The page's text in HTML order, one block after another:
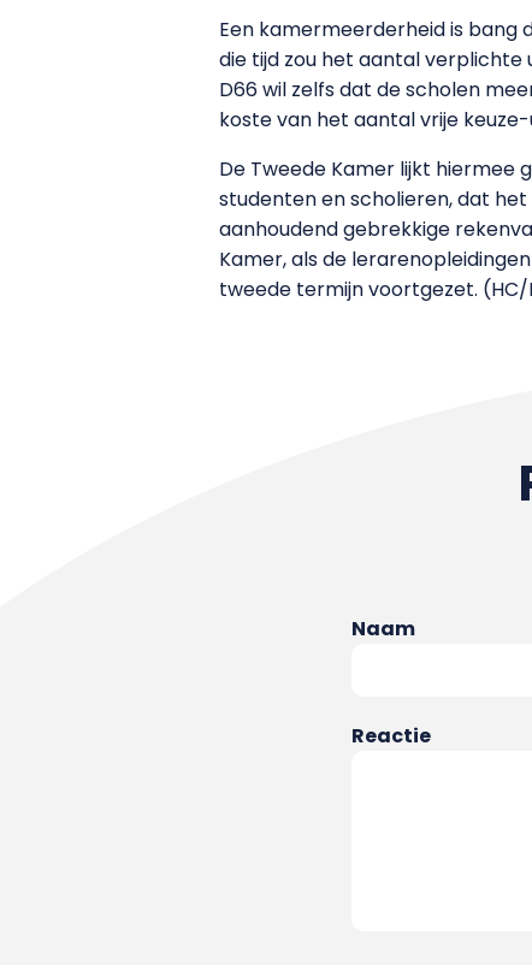
Een kamermeerderheid is bang
die tijd zou het aantal verplichte
D66 wil zelfs dat de scholen
koste van het aantal vrije
De Tweede Kamer lijkt hiermee
studenten en scholieren, dat het
aanhoudend gebrekkige
Kamer, als de
tweede termijn voortgezet. (HC/
Naam
Reactie